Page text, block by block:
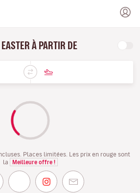
À PARTIR DE
Places limitées. Les prix en rouge sont
la
Meilleure offre !